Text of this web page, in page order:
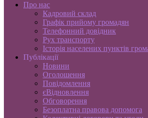
Про нас
Кадровий склад
Графік прийому громадян
Телефонний довідник
Рух транспорту
Історія населених пунктів
Публікації
Новини
Оголошення
Повідомлення
єВідновлення
Обговорення
Безоплатна правова допомога